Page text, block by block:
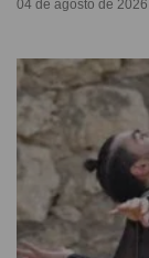
04 de agosto de 2026